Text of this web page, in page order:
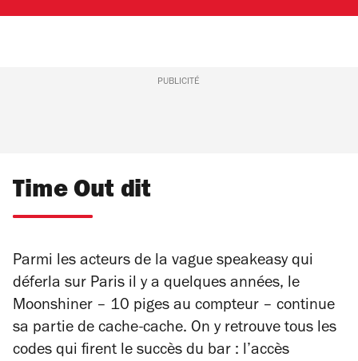
PUBLICITÉ
Time Out dit
Parmi les acteurs de la vague speakeasy qui
déferla sur Paris il y a quelques années, le
Moonshiner – 10 piges au compteur – continue
sa partie de cache-cache. On y retrouve tous les
codes qui firent le succès du bar : l’accès